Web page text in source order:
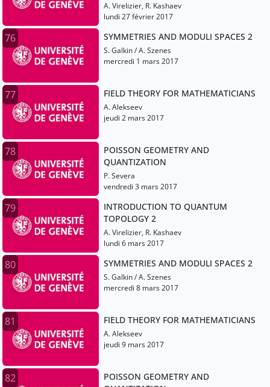
A. Virelizier, R. Kashaev
lundi 27 février 2017
76 SYMMETRIES AND MODULI SPACES 2
S. Galkin / A. Szenes
mercredi 1 mars 2017
77 FIELD THEORY FOR MATHEMATICIANS
A. Alekseev
jeudi 2 mars 2017
78
POISSON GEOMETRY AND
QUANTIZATION
P. Severa
vendredi 3 mars 2017
79
INTRODUCTION TO QUANTUM
TOPOLOGY 2
A. Virelizier, R. Kashaev
lundi 6 mars 2017
80 SYMMETRIES AND MODULI SPACES 2
S. Galkin / A. Szenes
mercredi 8 mars 2017
81 FIELD THEORY FOR MATHEMATICIANS
A. Alekseev
jeudi 9 mars 2017
82
POISSON GEOMETRY AND